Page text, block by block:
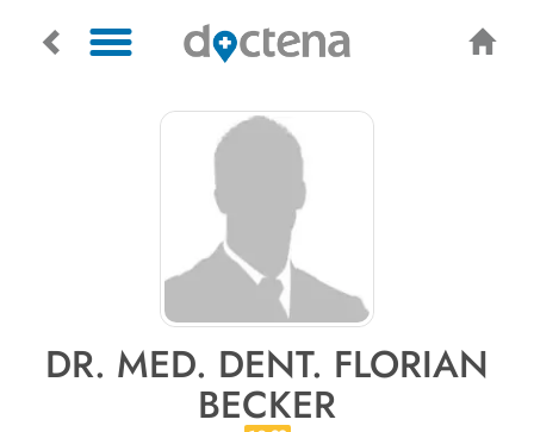
DR. MED. DENT. FLORIAN
BECKER